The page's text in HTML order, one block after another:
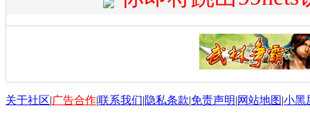
关于社区|广告合作|联系我们|隐私条款|免责声明|网站地图|小黑